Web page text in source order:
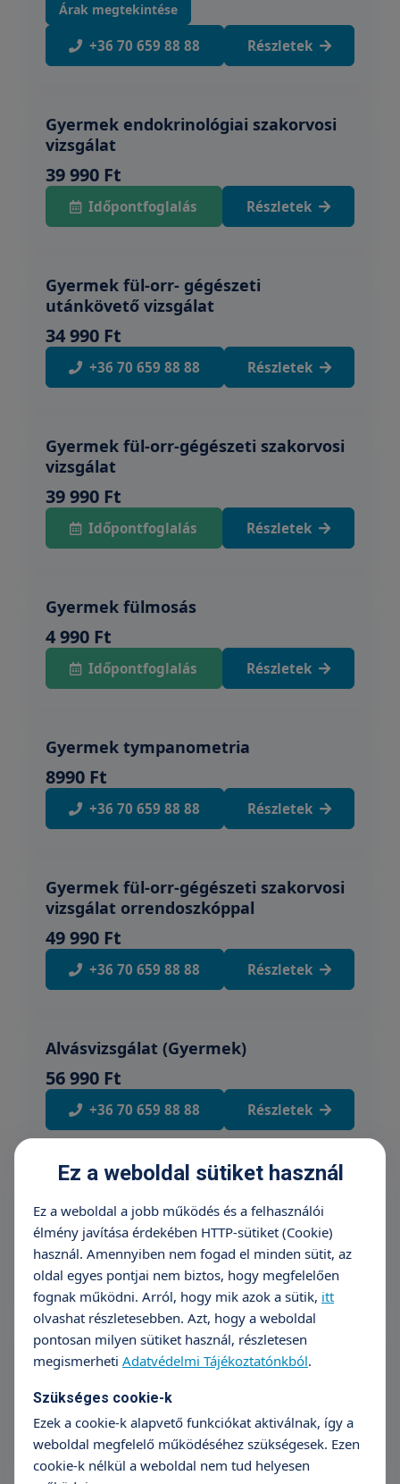
Árak megtekintése
+36 70 659 88 88 Részletek
Gyermek endokrinológiai szakorvosi
vizsgálat
39 990 Ft
Időpontfoglalás Részletek
Gyermek fül-orr- gégészeti
utánkövető vizsgálat
34 990 Ft
+36 70 659 88 88 Részletek
Gyermek fül-orr-gégészeti szakorvosi
vizsgálat
39 990 Ft
Időpontfoglalás Részletek
Gyermek fülmosás
4 990 Ft
Időpontfoglalás Részletek
Gyermek tympanometria
8990 Ft
+36 70 659 88 88 Részletek
Gyermek fül-orr-gégészeti szakorvosi
vizsgálat orrendoszkóppal
49 990 Ft
+36 70 659 88 88 Részletek
Alvásvizsgálat (Gyermek)
56 990 Ft
+36 70 659 88 88 Részletek
27 990 Ft
+36 70 659 88 88 Részletek
Nyelvfék bemetszés altatásban
(Gyerek)
+36 70 659 88 88
Ez a weboldal sütiket használ
Ez a weboldal a jobb működés és a felhasználói
élmény javítása érdekében HTTP-sütiket (Cookie)
használ. Amennyiben nem fogad el minden sütit, az
oldal egyes pontjai nem biztos, hogy megfelelően
fognak működni. Arról, hogy mik azok a sütik, itt
olvashat részletesebben. Azt, hogy a weboldal
pontosan milyen sütiket használ, részletesen
megismerheti Adatvédelmi Tájékoztatónkból.
Szükséges cookie-k
Ezek a cookie-k alapvető funkciókat aktiválnak, így a
weboldal megfelelő működéséhez szükségesek. Ezen
cookie-k nélkül a weboldal nem tud helyesen